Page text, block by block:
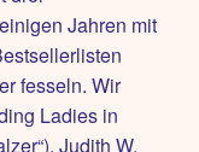
Jahren mit
fesseln. Wir
Ladies in
Judith W.